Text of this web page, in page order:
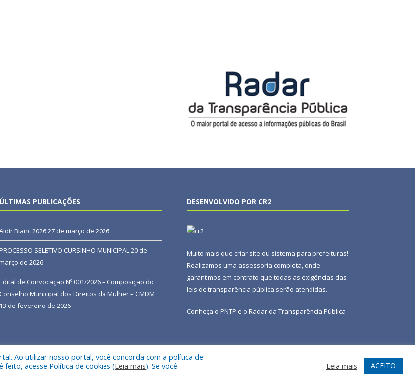
ÚLTIMAS PUBLICAÇÕES
Aldir Blanc 202627 de março de 2026
PROCESSO SELETIVO CURSINHO MUNICIPAL20 de
março de 2026
Edital de Convocação Nº 001/2026 – Composição do
Conselho Municipal dos Direitos da Mulher – CMDM
13 de fevereiro de 2026
DESENVOLVIDO POR CR2
Muito mais que criar site ou sistema para prefeituras!
Realizamos uma assessoria completa, onde
garantimos em contrato que todas as exigências das
leis de transparência pública serão atendidas.
Conheça o PNTP e o Radar da Transparência Pública
Mapa do Site Acessar Webmail
Ao utilizar nosso portal, você concorda com a política de
acesse Política de cookies (Leia mais). Se você
Leia mais ACEITO